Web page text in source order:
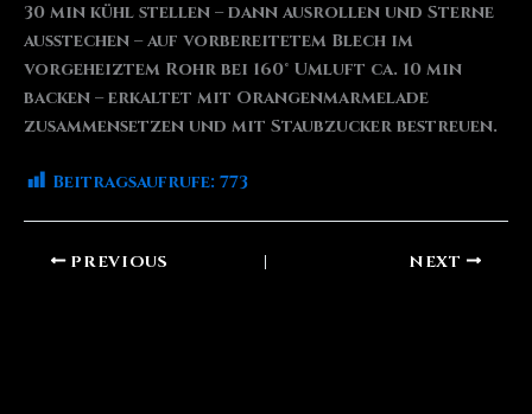
30 min kühl stellen – dann ausrollen und Sterne
ausstechen – auf vorbereitetem Blech im
vorgeheiztem Rohr bei 160° Umluft ca. 10 min
backen – erkaltet mit Orangenmarmelade
zusammensetzen und mit Staubzucker bestreuen.
Beitragsaufrufe: 773
PREVIOUS NEXT